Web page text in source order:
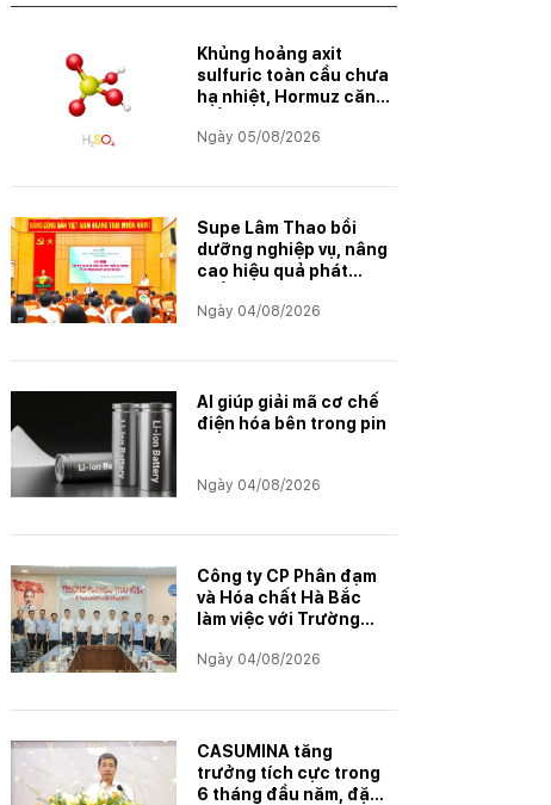
Khủng hoảng axit
sulfuric toàn cầu chưa
hạ nhiệt, Hormuz căng
Ngày 05/08/2026
Supe Lâm Thao bồi
dưỡng nghiệp vụ, nâng
cao hiệu quả phát
Ngày 04/08/2026
AI giúp giải mã cơ chế
điện hóa bên trong pin
Ngày 04/08/2026
Công ty CP Phân đạm
và Hóa chất Hà Bắc
làm việc với Trường
Ngày 04/08/2026
CASUMINA tăng
trưởng tích cực trong
6 tháng đầu năm, đặt